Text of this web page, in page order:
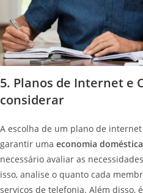
5. Planos de Internet e
considerar
A escolha de um plano de
garantir uma economia doméstica
necessário avaliar as
isso, analise o quanto cada
serviços de telefonia. Além disso,